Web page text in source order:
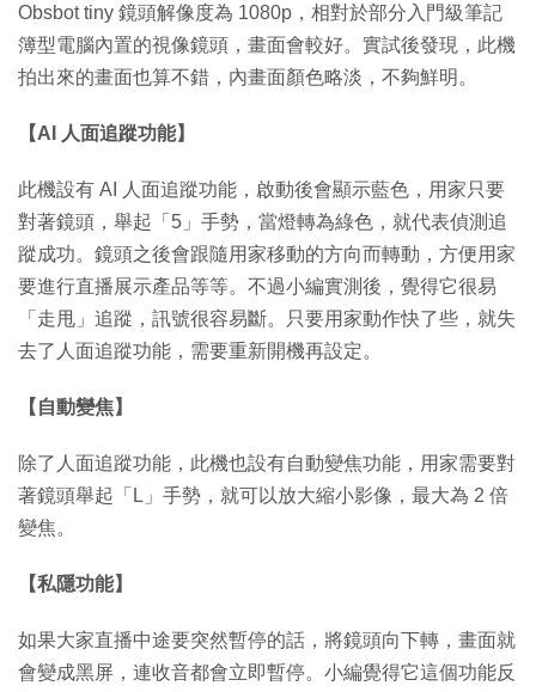
Obsbot tiny 鏡頭解像度為 1080p，相對於部分入門級筆記
簿型電腦內置的視像鏡頭，畫面會較好。實試後發現，此機
拍出來的畫面也算不錯，內畫面顏色略淡，不夠鮮明。
【AI 人面追蹤功能】
此機設有 AI 人面追蹤功能，啟動後會顯示藍色，用家只要
對著鏡頭，舉起「5」手勢，當燈轉為綠色，就代表偵測追
蹤成功。鏡頭之後會跟隨用家移動的方向而轉動，方便用家
要進行直播展示產品等等。不過小編實測後，覺得它很易
「走甩」追蹤，訊號很容易斷。只要用家動作快了些，就失
去了人面追蹤功能，需要重新開機再設定。
【自動變焦】
除了人面追蹤功能，此機也設有自動變焦功能，用家需要對
著鏡頭舉起「L」手勢，就可以放大縮小影像，最大為 2 倍
變焦。
【私隱功能】
如果大家直播中途要突然暫停的話，將鏡頭向下轉，畫面就
會變成黑屏，連收音都會立即暫停。小編覺得它這個功能反